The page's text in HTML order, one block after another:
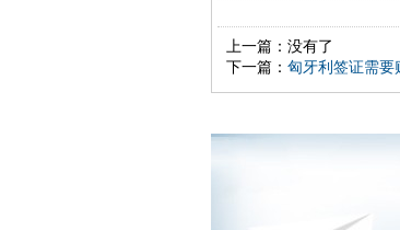
上一篇：没有了
下一篇： 匈牙利签证需要